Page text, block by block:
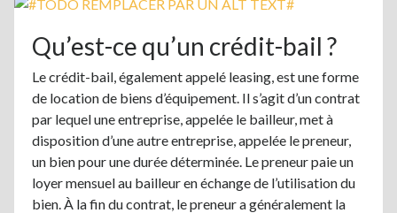
Qu’est-ce qu’un crédit-bail ?
Le crédit-bail, également appelé leasing, est une forme
de location de biens d’équipement. Il s’agit d’un contrat
par lequel une entreprise, appelée le bailleur, met à
disposition d’une autre entreprise, appelée le preneur,
un bien pour une durée déterminée. Le preneur paie un
loyer mensuel au bailleur en échange de l’utilisation du
bien. À la fin du contrat, le preneur a généralement la